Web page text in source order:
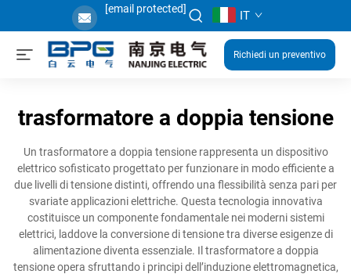
[email protected] IT
Richiedi un preventivo
trasformatore a doppia tensione
Un trasformatore a doppia tensione rappresenta un dispositivo
elettrico sofisticato progettato per funzionare in modo efficiente a
due livelli di tensione distinti, offrendo una flessibilità senza pari per
svariate applicazioni elettriche. Questa tecnologia innovativa
costituisce un componente fondamentale nei moderni sistemi
elettrici, laddove la conversione di tensione tra diverse esigenze di
alimentazione diventa essenziale. Il trasformatore a doppia
tensione opera sfruttando i principi dell’induzione elettromagnetica,